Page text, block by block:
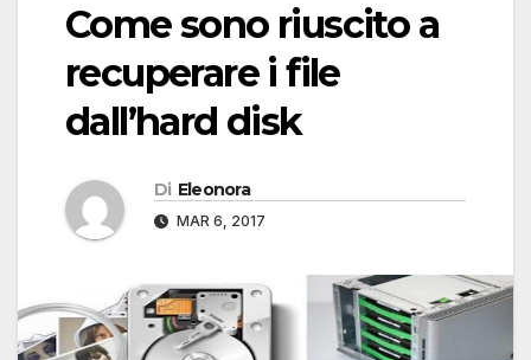
Come sono riuscito a
recuperare i file
dall’hard disk
Di Eleonora
MAR 6, 2017